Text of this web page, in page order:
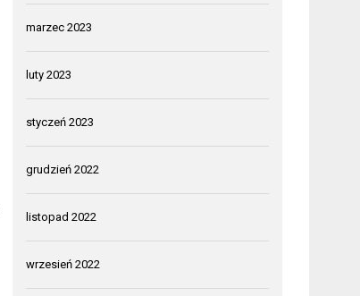
marzec 2023
luty 2023
styczeń 2023
grudzień 2022
listopad 2022
wrzesień 2022